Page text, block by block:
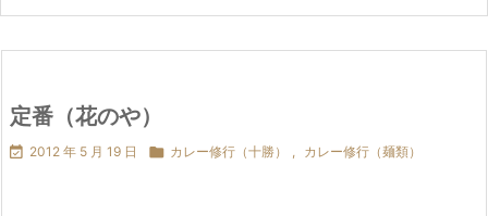

定番（花のや）
 2012 年 5 月 19 日  カレー修行（十勝） , カレー修行（麺類）